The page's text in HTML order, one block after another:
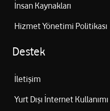
İnsan Kaynakları
Hizmet Yönetimi Politikası
Destek
İletişim
Yurt Dışı İnternet Kullanımı